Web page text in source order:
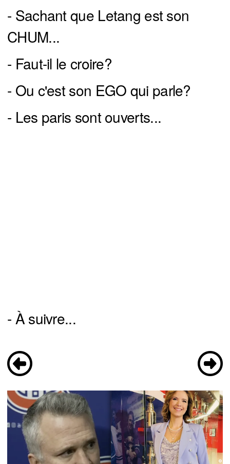
- Sachant que Letang est son
CHUM...
- Faut-il le croire?
- Ou c'est son EGO qui parle?
- Les paris sont ouverts...
- À suivre...